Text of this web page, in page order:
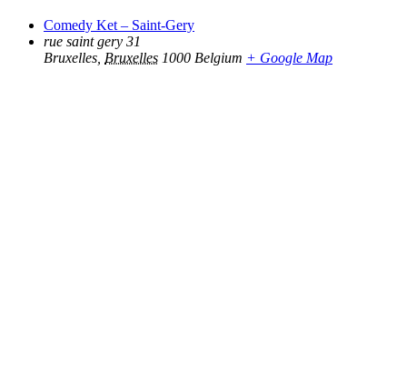
Comedy Ket – Saint-Gery
rue saint gery 31
Bruxelles Bruxelles 1000 Belgium + Google Map